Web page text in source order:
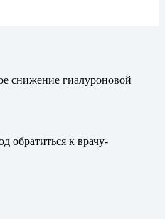
снижение гиалуроновой
обратиться к врачу-